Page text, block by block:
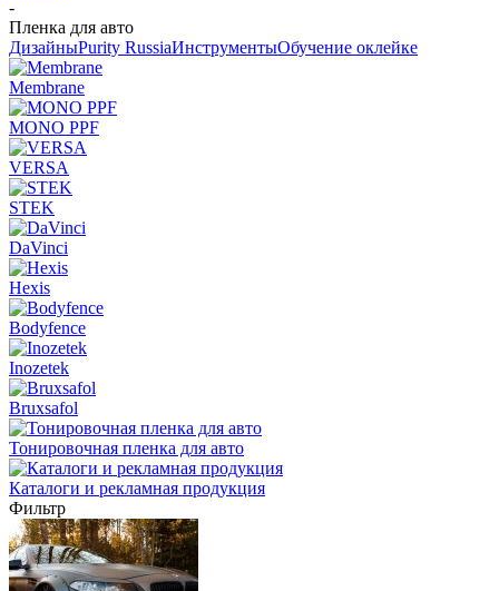
-
Пленка для авто
ДизайныPurity RussiaИнструментыОбучение оклейке
Membrane
MONO PPF
VERSA
STEK
DaVinci
Hexis
Bodyfence
Inozetek
Bruxsafol
Тонировочная пленка для авто
Каталоги и рекламная продукция
Фильтр